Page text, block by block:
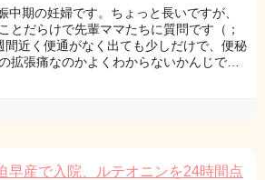
中期の妊婦です。ちょっと長いですが、
とだらけで先輩ママたちに質問です（；
間近く便通がなく出ても少しだけで、便秘
拡張痛なのかよくわからないかんじで…
早産で入院、ルテオニンを24時間点